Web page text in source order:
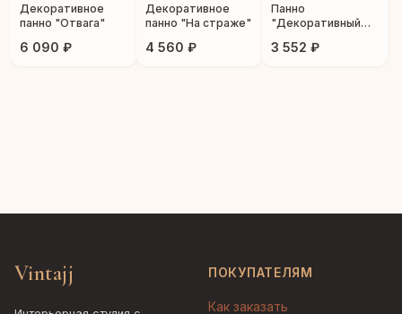
Декоративное
панно "Отвага"
6 090 ₽
Декоративное
панно "На страже"
4 560 ₽
Панно
"Декоративный
3 552 ₽
Vintajj ПОКУПАТЕЛЯМ
Как заказать